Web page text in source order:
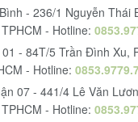
- 236/1 Nguyễn Thái
- Hotline:
- 84T/5 Trần Đình Xu,
- Hotline:
07 - 441/4 Lê Văn
- Hotline: